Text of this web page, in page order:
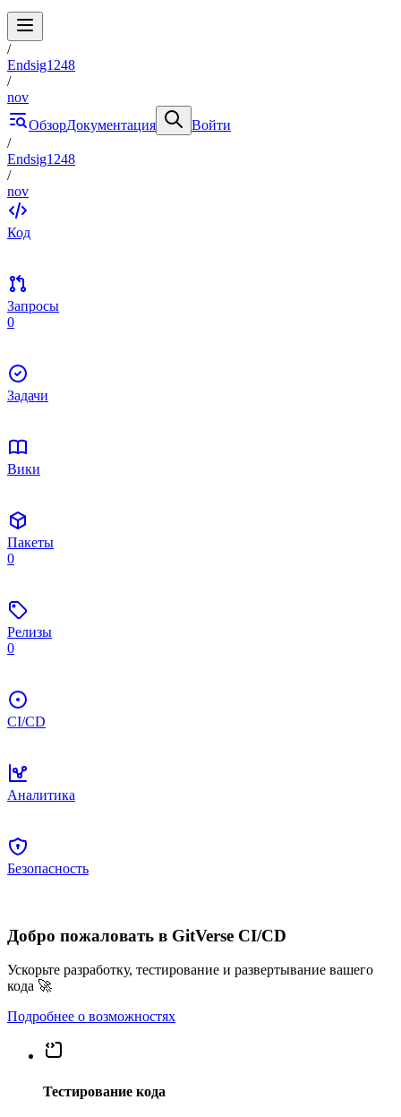
/
Endsig1248
/
nov
ОбзорДокументация
Войти
/
Endsig1248
/
nov
Код
Запросы
0
Задачи
Вики
Пакеты
0
Релизы
0
CI/CD
Аналитика
Безопасность
Добро пожаловать в GitVerse CI/CD
Ускорьте разработку, тестирование и развертывание вашего
кода 🚀
Подробнее о возможностях
Тестирование кода